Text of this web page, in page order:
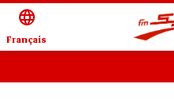
language
Français